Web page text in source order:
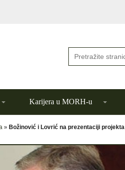
Karijera u MORH-u
» Božinović i Lovrić na prezentaciji projekta